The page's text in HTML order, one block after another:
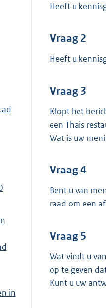
in
Heeft u
Vraag 2
Heeft u
Vraag 3
Klopt het
een Thais
Wat is uw
Vraag 4
Bent u van
raad om een
Vraag 5
Wat vindt u
op te geven
Kunt u uw